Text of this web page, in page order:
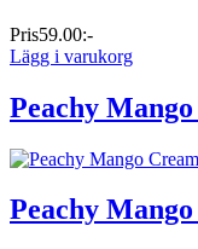
Pris59.00:-
Lägg i varukorg
Peachy
Peachy